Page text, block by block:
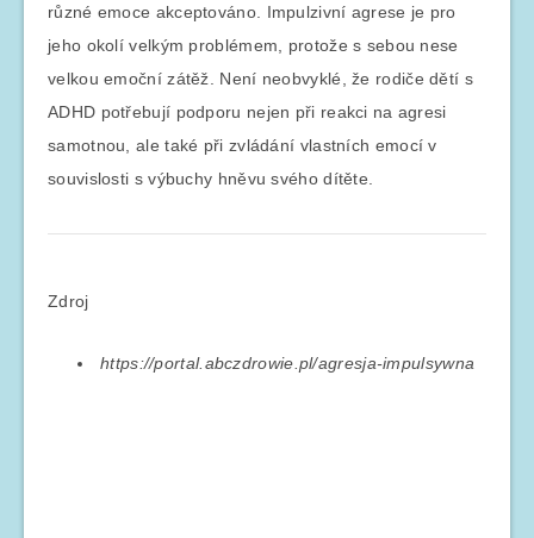
různé emoce akceptováno. Impulzivní agrese je pro
jeho okolí velkým problémem, protože s sebou nese
velkou emoční zátěž. Není neobvyklé, že rodiče dětí s
ADHD potřebují podporu nejen při reakci na agresi
samotnou, ale také při zvládání vlastních emocí v
souvislosti s výbuchy hněvu svého dítěte.
Zdroj
https://portal.abczdrowie.pl/agresja-impulsywna